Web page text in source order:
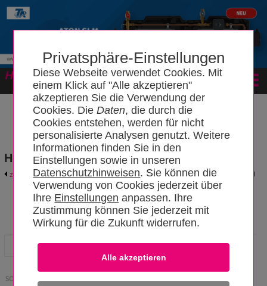
Privatsphäre-Einstellungen
Diese Webseite verwendet Cookies. Mit
einem Klick auf "Alle akzeptieren"
akzeptieren Sie die Verwendung der
Cookies. DieDaten, die durch die
Cookies entstehen, werden für nicht
personalisierte Analysen genutzt. Weitere
Informationen finden Sie in den
Einstellungen sowie in unseren
Datenschutzhinweisen. Sie können die
Verwendung von Cookies jederzeit über
Ihre Einstellungen anpassen. Ihre
Zustimmung können Sie jederzeit mit
Wirkung für die Zukunft widerrufen.
Hersteller- und Produktkatalog
zurück zum Katalog Hersteller-Login
DURAVIT Aktiengesellschaft
Hersteller News Datensätze
SOFTWARE